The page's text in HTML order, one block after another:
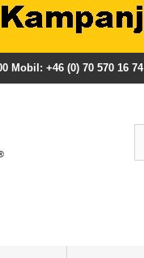
Mobil: +46 (0) 70 570 16 74